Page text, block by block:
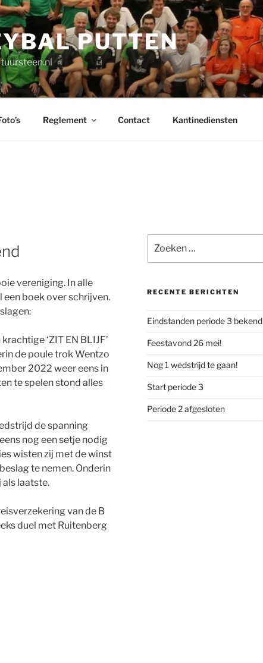
PUTTEN
Reglement Contact Kantinediensten
vereniging. In alle
een boek over schrijven.
‘ZIT EN BLIJF’
de poule trok Wentzo
2022 weer eens in
te spelen stond alles
de spanning
nog een setje nodig
wisten zij met de winst
te nemen. Onderin
laatste.
van de B
duel met Ruitenberg
naar:
RECENTE BERICHTEN
Eindstanden periode 3 bekend
Feestavond 26 mei!
Nog 1 wedstrijd te gaan!
Start periode 3
Periode 2 afgesloten